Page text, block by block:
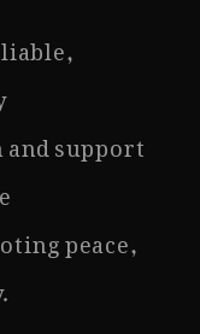
support
peace,